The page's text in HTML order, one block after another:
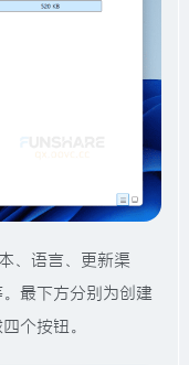
、语言、更新渠
最下方分别为创建
个按钮。